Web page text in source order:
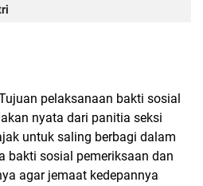
pelaksanaan bakti sosial
nyata dari panitia seksi
untuk saling berbagi dalam
bakti sosial pemeriksaan dan
agar jemaat kedepannya